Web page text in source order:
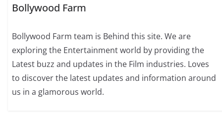
Bollywood Farm
Bollywood Farm team is Behind this site. We are
exploring the Entertainment world by providing the
Latest buzz and updates in the Film industries. Loves
to discover the latest updates and information around
us in a glamorous world.